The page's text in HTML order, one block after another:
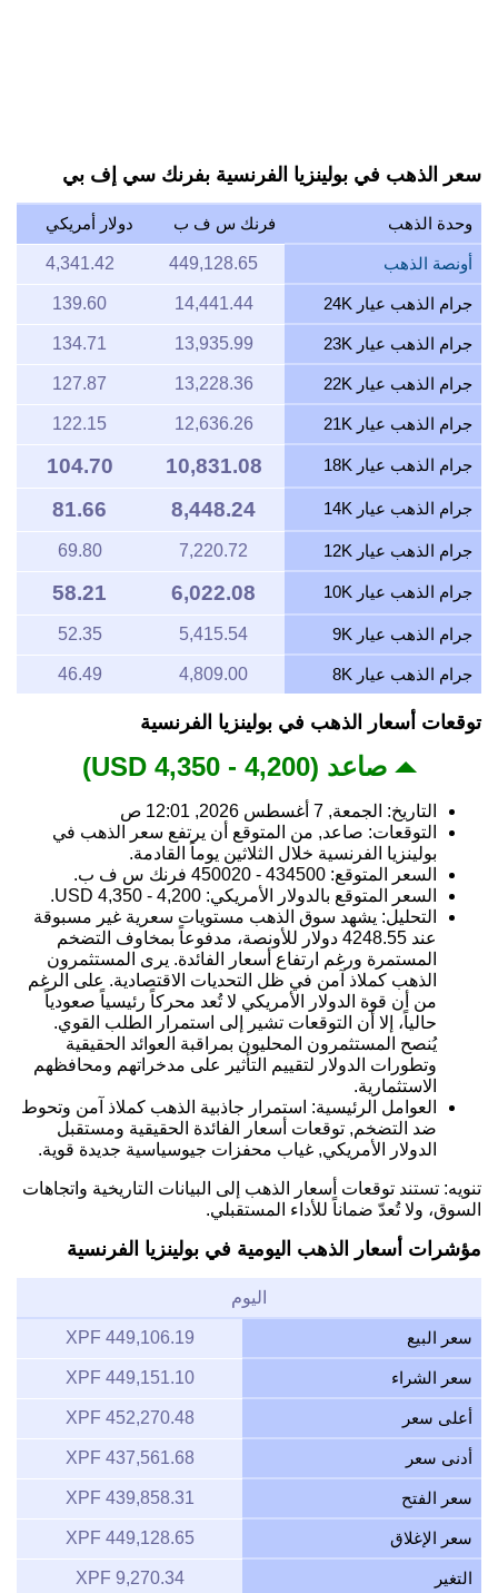
سعر الذهب في بولينزيا الفرنسية بفرنك سي إف بي
وحدة الذهب فرنك س ف ب دولار أمريكي
أونصة الذهب 449,128.65
4,341.42
جرام الذهب عيار 24K 14,441.44
139.60
جرام الذهب عيار 23K 13,935.99
134.71
جرام الذهب عيار 22K 13,228.36
127.87
جرام الذهب عيار 21K 12,636.26
122.15
جرام الذهب عيار 18K 10,831.08
104.70
جرام الذهب عيار 14K 8,448.24
81.66
جرام الذهب عيار 12K 7,220.72
69.80
جرام الذهب عيار 10K 6,022.08
58.21
جرام الذهب عيار 9K 5,415.54
52.35
جرام الذهب عيار 8K 4,809.00
46.49
توقعات أسعار الذهب في بولينزيا الفرنسية
صاعد (4,200 - 4,350 USD)
التاريخ: الجمعة, 7 أغسطس 2026, 12:01 ص
التوقعات: صاعد, من المتوقع أن يرتفع سعر الذهب في
بولينزيا الفرنسية خلال الثلاثين يوماً القادمة.
السعر المتوقع: 434500 - 450020 فرنك س ف ب.
السعر المتوقع بالدولار الأمريكي: 4,200 - 4,350 USD.
التحليل: يشهد سوق الذهب مستويات سعرية غير مسبوقة
عند 4248.55 دولار للأونصة، مدفوعاً بمخاوف التضخم
المستمرة ورغم ارتفاع أسعار الفائدة. يرى المستثمرون
الذهب كملاذ آمن في ظل التحديات الاقتصادية. على الرغم
من أن قوة الدولار الأمريكي لا تُعد محركاً رئيسياً صعودياً
حالياً، إلا أن التوقعات تشير إلى استمرار الطلب القوي.
يُنصح المستثمرون المحليون بمراقبة العوائد الحقيقية
وتطورات الدولار لتقييم التأثير على مدخراتهم ومحافظهم
الاستثمارية.
العوامل الرئيسية: استمرار جاذبية الذهب كملاذ آمن وتحوط
ضد التضخم, توقعات أسعار الفائدة الحقيقية ومستقبل
الدولار الأمريكي, غياب محفزات جيوسياسية جديدة قوية.
تنويه: تستند توقعات أسعار الذهب إلى البيانات التاريخية واتجاهات
السوق، ولا تُعدّ ضماناً للأداء المستقبلي.
مؤشرات أسعار الذهب اليومية في بولينزيا الفرنسية
اليوم
سعر البيع 449,106.19 XPF
سعر الشراء 449,151.10 XPF
أعلى سعر 452,270.48 XPF
أدنى سعر 437,561.68 XPF
سعر الفتح 439,858.31 XPF
سعر الإغلاق 449,128.65 XPF
التغير 9,270.34 XPF